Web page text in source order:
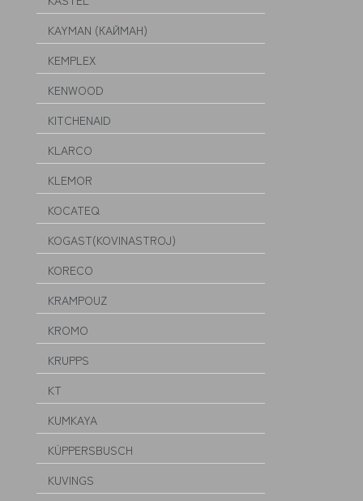
KAYMAN (КАЙМАН)
KEMPLEX
KENWOOD
KITCHENAID
KLARCO
KLEMOR
KOCATEQ
KOGAST(KOVINASTROJ)
KORECO
KRAMPOUZ
KROMO
KRUPPS
KT
KUMKAYA
KÜPPERSBUSCH
KUVINGS